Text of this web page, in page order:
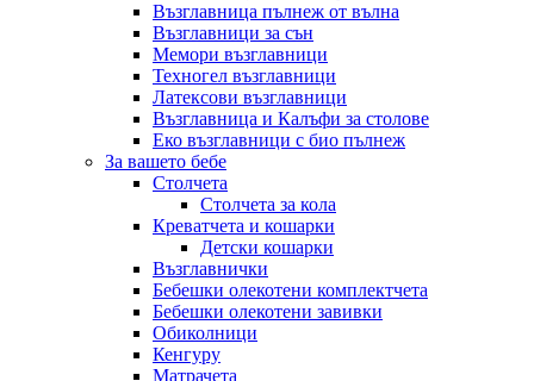
Възглавница пълнеж от вълна
Възглавници за сън
Мемори възглавници
Техногел възглавници
Латексови възглавници
Възглавница и Калъфи за столове
Еко възглавници с био пълнеж
За вашето бебе
Столчета
Столчета за кола
Креватчета и кошарки
Детски кошарки
Възглавнички
Бебешки oлекотени комплектчета
Бебешки олекотени завивки
Обиколници
Кенгуру
Матрачета